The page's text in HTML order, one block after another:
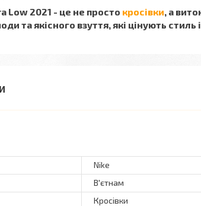
Low 2021 - це не просто кросівки, а
та якісного взуття, які цінують
Nike
В'єтнам
Кросівки